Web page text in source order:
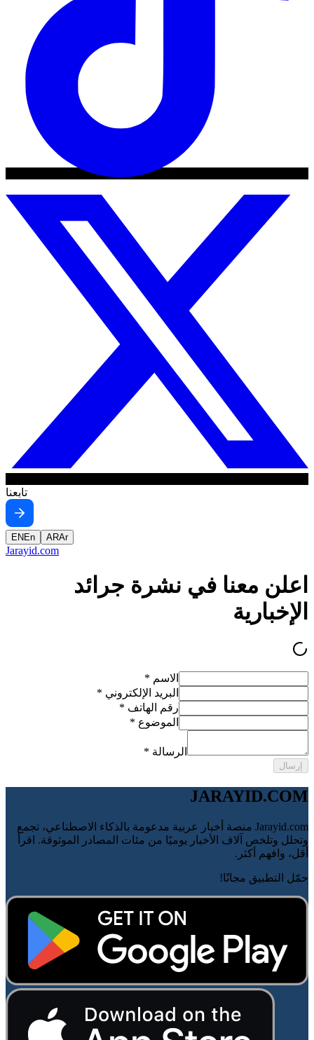
تابعنا
EN En ARAr
Jarayid.com
اعلن معنا في نشرة جرائد
الإخبارية
الاسم *
البريد الإلكتروني *
رقم الهاتف *
الموضوع *
الرسالة *
إرسال
JARAYID.COM
Jarayid.com منصة أخبار عربية مدعومة بالذكاء الاصطناعي، تجمع
وتحلل وتلخص آلاف الأخبار يوميًا من مئات المصادر الموثوقة. اقرأ
أقل، وافهم أكثر.
حمّل التطبيق مجانًا!